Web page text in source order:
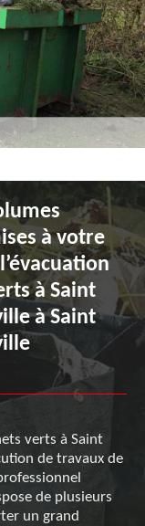
à votre
à Saint
à Saint
verts à Saint
de travaux de
de plusieurs
un grand